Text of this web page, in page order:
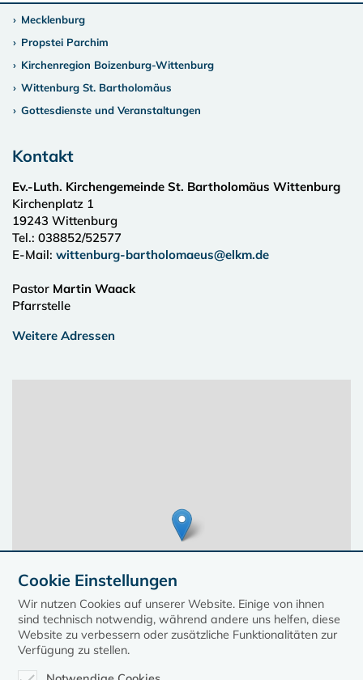
Mecklenburg
Propstei Parchim
Kirchenregion Boizenburg-Wittenburg
Wittenburg St. Bartholomäus
Gottesdienste und Veranstaltungen
Kontakt
Ev.-Luth. Kirchengemeinde St. Bartholomäus Wittenburg
Kirchenplatz 1
19243 Wittenburg
Tel.: 038852/52577
E-Mail: wittenburg-bartholomaeus@elkm.de
Pastor Martin Waack
Pfarrstelle
Weitere Adressen
Cookie Einstellungen
Wir nutzen Cookies auf unserer Website. Einige von ihnen
sind technisch notwendig, während andere uns helfen, diese
Website zu verbessern oder zusätzliche Funktionalitäten zur
Verfügung zu stellen.